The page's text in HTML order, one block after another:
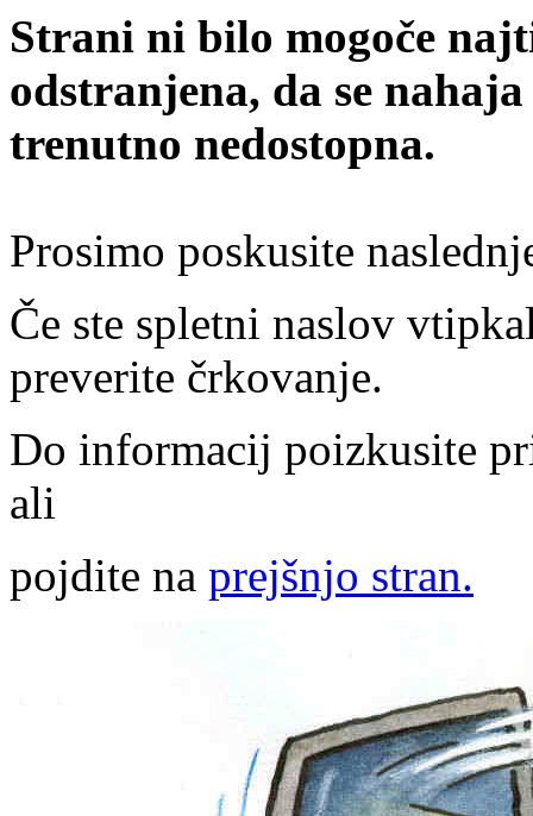
Strani ni bilo mogoče
odstranjena, da se
trenutno nedostopna.
Prosimo poskusite
Če ste spletni naslov
preverite črkovanje.
Do informacij poizkusite
ali
pojdite na prejšnjo stran.